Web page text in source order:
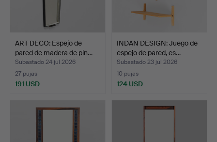
ART DECO: Espejo de
pared de madera de pin…
Subastado 24 jul 2026
27 pujas
191 USD
INDAN DESIGN: Juego de
espejo de pared, es…
Subastado 23 jul 2026
10 pujas
124 USD